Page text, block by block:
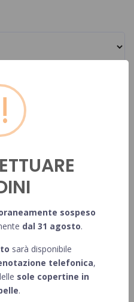
e nero della singola tesi
singola tesi
!
sospeso
dal 31 agosto.
sarà disponibile
telefonica,
sole copertine in
.